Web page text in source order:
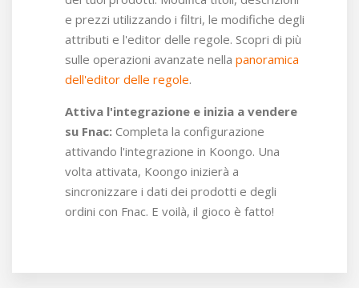
e prezzi utilizzando i filtri, le modifiche degli
attributi e l'editor delle regole. Scopri di più
sulle operazioni avanzate nella panoramica
dell'editor delle regole.
Attiva l'integrazione e inizia a vendere
su Fnac: Completa la configurazione
attivando l'integrazione in Koongo. Una
volta attivata, Koongo inizierà a
sincronizzare i dati dei prodotti e degli
ordini con Fnac. E voilà, il gioco è fatto!